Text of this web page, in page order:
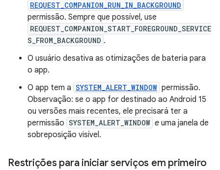
REQUEST_COMPANION_RUN_IN_BACKGROUND
permissão. Sempre que possível, use
REQUEST_COMPANION_START_FOREGROUND_SERVICE
S_FROM_BACKGROUND .
O usuário desativa as otimizações de bateria para
o app.
O app tem a SYSTEM_ALERT_WINDOW permissão.
Observação: se o app for destinado ao Android 15
ou versões mais recentes, ele precisará ter a
permissão SYSTEM_ALERT_WINDOW e uma janela de
sobreposição visível.
Restrições para iniciar serviços em primeiro